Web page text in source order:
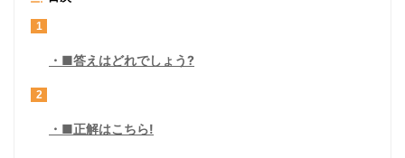
1
■答えはどれでしょう?
2
■正解はこちら!